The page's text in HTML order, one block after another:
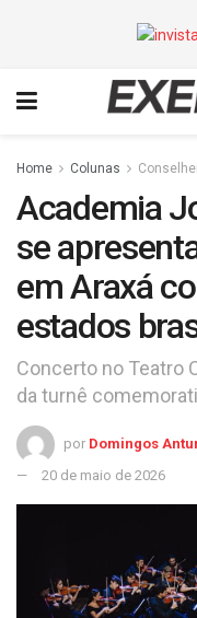
Home Colunas
Academia
se
em Araxá
estados
Concerto no Teatro
da turnê
por Domingos
20 de maio de 2026